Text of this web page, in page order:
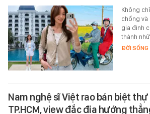
Không
chồng và
gia đình
thành
ĐỜI SỐNG
Nam nghệ sĩ Việt rao bán biệt
TP.HCM, view đắc địa hướng